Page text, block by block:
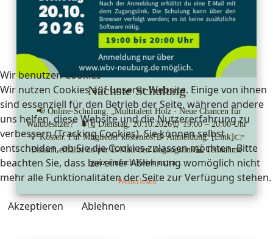
Nächste Schulung
📢 Online-Schulung: „Multitalent Holz - Neue Chancen für
Waldbesitzer?“ 🌲🗓 Dienstag, 20.10.2026⏰ 19:00 – 20:00 Uhr
💡 Kosten: Für Mitglieder kostenlos!📝 Anmeldung: [Link]👉
Danach erhältst du per E-Mail den Zugangslink💻 Teilnahme
ganz einfach:Keine extra...
Weiterlesen
Wir benutzen Cookies
Wir nutzen Cookies auf unserer Website. Einige von ihnen
sind essenziell für den Betrieb der Seite, während andere
uns helfen, diese Website und die Nutzererfahrung zu
verbessern (Tracking Cookies). Sie können selbst
entscheiden, ob Sie die Cookies zulassen möchten. Bitte
beachten Sie, dass bei einer Ablehnung womöglich nicht
mehr alle Funktionalitäten der Seite zur Verfügung stehen.
Akzeptieren Ablehnen